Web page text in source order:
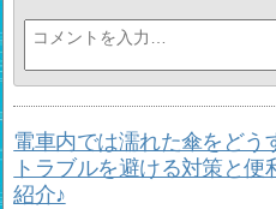
電車内では濡れた傘をどう
トラブルを避ける対策と便
紹介♪